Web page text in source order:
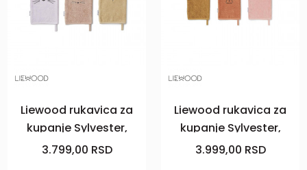
Liewood rukavica za
kupanje Sylvester,
Mouse lav
3.799,00 RSD
Liewood rukavica za
kupanje Sylvester,
tuscany ros
3.999,00 RSD